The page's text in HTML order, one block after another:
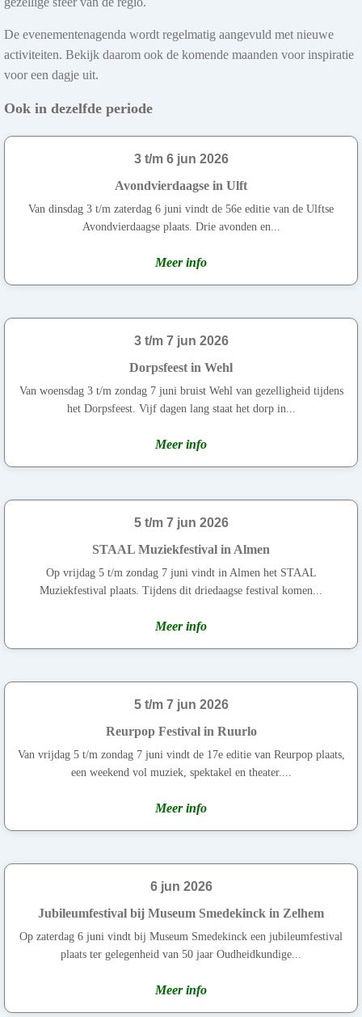
De evenementenagenda wordt regelmatig aangevuld met nieuwe
activiteiten. Bekijk daarom ook de komende maanden voor inspiratie
voor een dagje uit.
Ook in dezelfde periode
3 t/m 6 jun 2026
Avondvierdaagse in Ulft
Van dinsdag 3 t/m zaterdag 6 juni vindt de 56e editie van de Ulftse
Avondvierdaagse plaats. Drie avonden en...
Meer info
3 t/m 7 jun 2026
Dorpsfeest in Wehl
Van woensdag 3 t/m zondag 7 juni bruist Wehl van gezelligheid tijdens
het Dorpsfeest. Vijf dagen lang staat het dorp in...
Meer info
5 t/m 7 jun 2026
STAAL Muziekfestival in Almen
Op vrijdag 5 t/m zondag 7 juni vindt in Almen het STAAL
Muziekfestival plaats. Tijdens dit driedaagse festival komen...
Meer info
5 t/m 7 jun 2026
Reurpop Festival in Ruurlo
Van vrijdag 5 t/m zondag 7 juni vindt de 17e editie van Reurpop plaats,
een weekend vol muziek, spektakel en theater....
Meer info
6 jun 2026
Jubileumfestival bij Museum Smedekinck in Zelhem
Op zaterdag 6 juni vindt bij Museum Smedekinck een jubileumfestival
plaats ter gelegenheid van 50 jaar Oudheidkundige...
Meer info